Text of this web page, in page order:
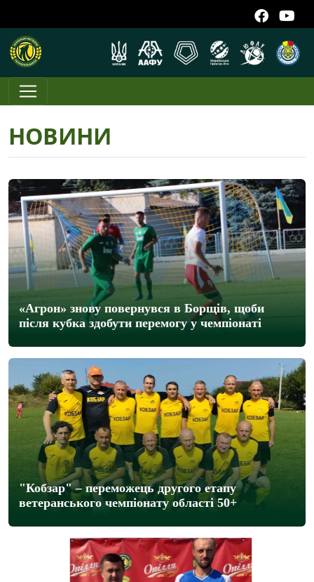
НОВИНИ
«Агрон» знову повернувся в Борщів, щоби
після кубка здобути перемогу у чемпіонаті
"Кобзар" – переможець другого етапу
ветеранського чемпіонату області 50+